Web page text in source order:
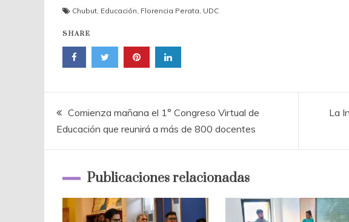
Chubut, Educación, Florencia Perata, UDC
SHARE
Navegación
de
entradas
Comienza mañana el 1° Congreso Virtual de
Educación que reunirá a más de 800 docentes
La
Publicaciones relacionadas